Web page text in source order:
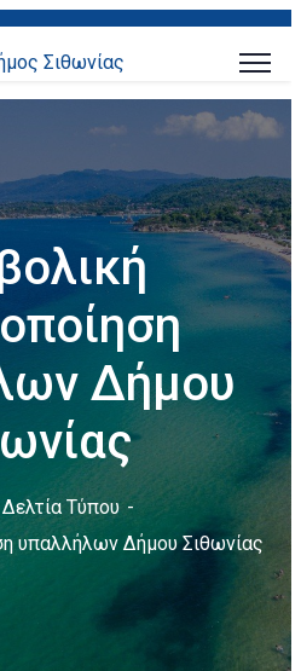
Δήμου
Δελτία Τύπου
υπαλλήλων Δήμου Σιθωνίας